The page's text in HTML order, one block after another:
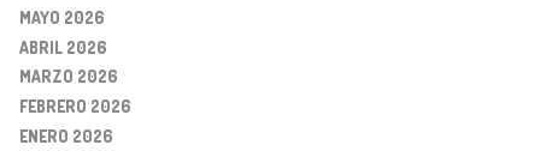
MAYO 2026
ABRIL 2026
MARZO 2026
FEBRERO 2026
ENERO 2026